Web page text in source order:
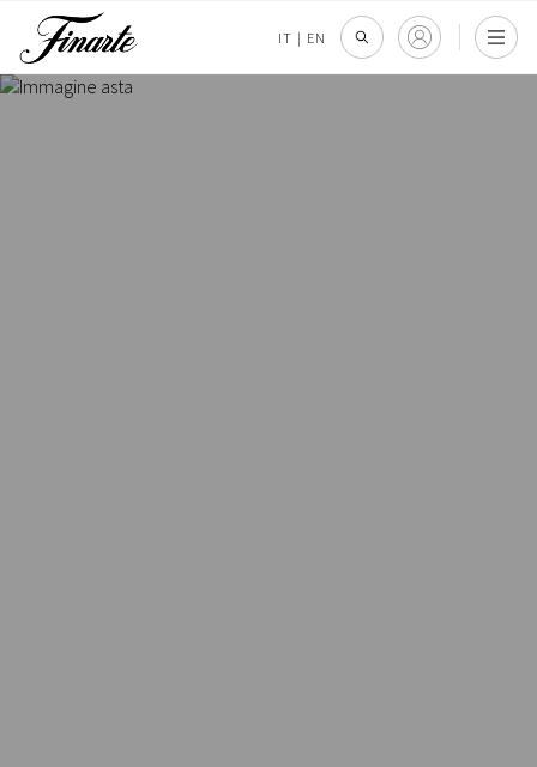
IT | EN